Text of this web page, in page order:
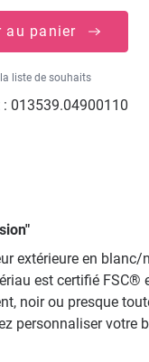
au panier
liste de souhaits
013539.04900110
extérieure en
est certifié FSC®
noir ou presque
personnaliser votre